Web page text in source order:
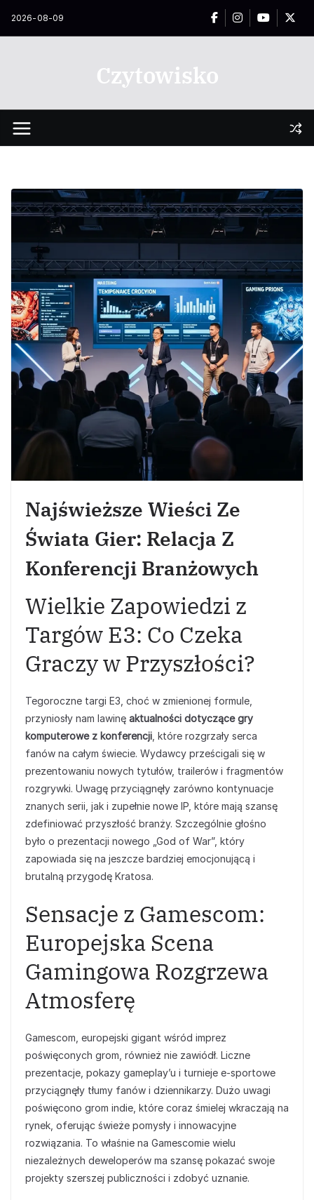
2026-08-09
Czytowisko
Najświeższe Wieści Ze
Świata Gier: Relacja Z
Konferencji Branżowych
Wielkie Zapowiedzi z
Targów E3: Co Czeka
Graczy w Przyszłości?
Tegoroczne targi E3, choć w zmienionej formule,
przyniosły nam lawinę aktualności dotyczące gry
komputerowe z konferencji , które rozgrzały serca
fanów na całym świecie. Wydawcy prześcigali się w
prezentowaniu nowych tytułów, trailerów i fragmentów
rozgrywki. Uwagę przyciągnęły zarówno kontynuacje
znanych serii, jak i zupełnie nowe IP, które mają szansę
zdefiniować przyszłość branży. Szczególnie głośno
było o prezentacji nowego „God of War”, który
zapowiada się na jeszcze bardziej emocjonującą i
brutalną przygodę Kratosa.
Sensacje z Gamescom:
Europejska Scena
Gamingowa Rozgrzewa
Atmosferę
Gamescom, europejski gigant wśród imprez
poświęconych grom, również nie zawiódł. Liczne
prezentacje, pokazy gameplay’u i turnieje e-sportowe
przyciągnęły tłumy fanów i dziennikarzy. Dużo uwagi
poświęcono grom indie, które coraz śmielej wkraczają na
rynek, oferując świeże pomysły i innowacyjne
rozwiązania. To właśnie na Gamescomie wielu
niezależnych deweloperów ma szansę pokazać swoje
projekty szerszej publiczności i zdobyć uznanie.